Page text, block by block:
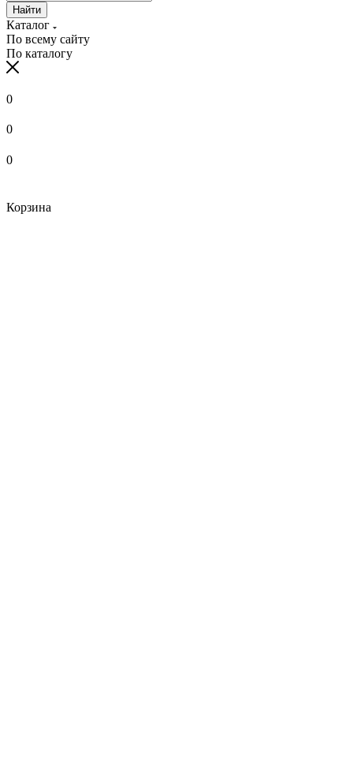
Найти
Каталог
По всему сайту
По каталогу
0
0
0
Корзина